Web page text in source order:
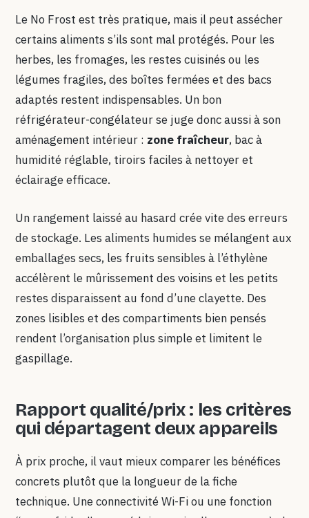
Le No Frost est très pratique, mais il peut assécher
certains aliments s’ils sont mal protégés. Pour les
herbes, les fromages, les restes cuisinés ou les
légumes fragiles, des boîtes fermées et des bacs
adaptés restent indispensables. Un bon
réfrigérateur-congélateur se juge donc aussi à son
aménagement intérieur : zone fraîcheur, bac à
humidité réglable, tiroirs faciles à nettoyer et
éclairage efficace.
Un rangement laissé au hasard crée vite des erreurs
de stockage. Les aliments humides se mélangent aux
emballages secs, les fruits sensibles à l’éthylène
accélèrent le mûrissement des voisins et les petits
restes disparaissent au fond d’une clayette. Des
zones lisibles et des compartiments bien pensés
rendent l’organisation plus simple et limitent le
gaspillage.
Rapport qualité/prix : les critères
qui départagent deux appareils
À prix proche, il vaut mieux comparer les bénéfices
concrets plutôt que la longueur de la fiche
technique. Une connectivité Wi-Fi ou une fonction